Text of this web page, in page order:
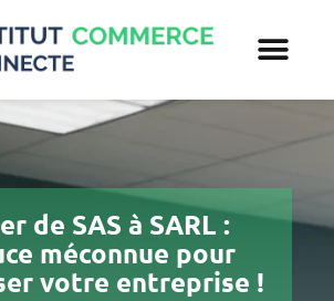
de SAS à SARL :
méconnue pour
votre entreprise !